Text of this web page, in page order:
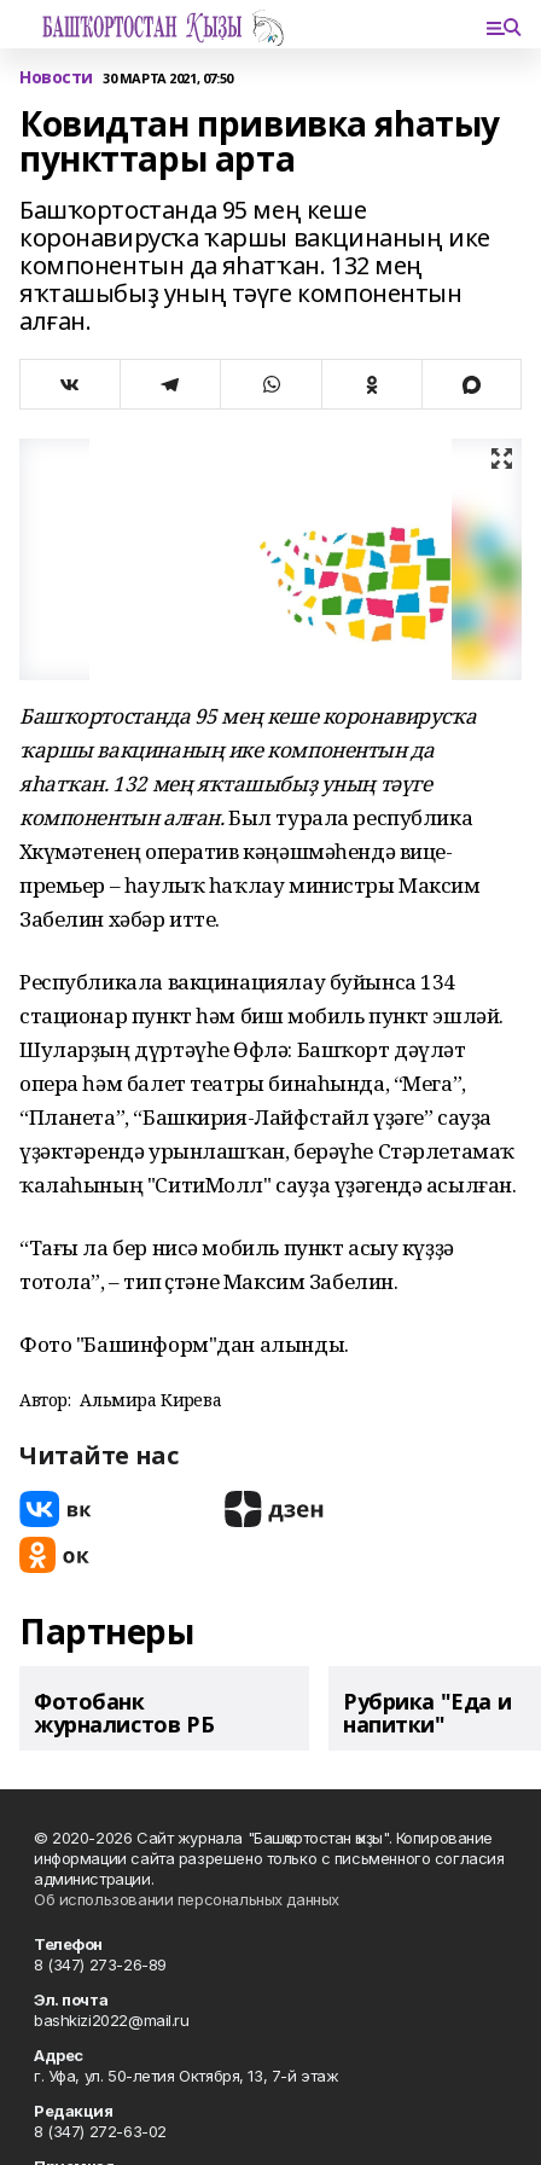
Новости 30 МАРТА 2021, 07:50
Ковидтан прививка яһатыу
пункттары арта
Башҡортостанда 95 мең кеше
коронавирусҡа ҡаршы вакцинаның ике
компонентын да яһатҡан. 132 мең
яҡташыбыҙ уның тәүге компонентын
алған.
Башҡортостанда 95 мең кеше коронавирусҡа
ҡаршы вакцинаның ике компонентын да
яһатҡан. 132 мең яҡташыбыҙ уның тәүге
компонентын алған.Был турала республика
Хөкүмәтенең оператив кәңәшмәһендә вице-
премьер – һаулыҡ һаҡлау министры Максим
Забелин хәбәр итте.
Республикала вакцинациялау буйынса 134
стационар пункт һәм биш мобиль пункт эшләй.
Шуларҙың дүртәүһе Өфөлә: Башҡорт дәүләт
опера һәм балет театры бинаһында, “Мега”,
“Планета”, “Башкирия-Лайфстайл үҙәге” сауҙа
үҙәктәрендә урынлашҡан, берәүһе Стәрлетамаҡ
ҡалаһының "СитиМолл" сауҙа үҙәгендә асылған.
“Тағы ла бер нисә мобиль пункт асыу күҙҙә
тотола”, – тип өҫтәне Максим Забелин.
Фото "Башинформ"дан алынды.
Автор: Альмира Кирәева
Читайте нас
Партнеры
Фотобанк
журналистов РБ
Рубрика "Еда и
напитки"
© 2020-2026 Сайт журнала "Башҡортостан ҡыҙы". Копирование
информации сайта разрешено только с письменного согласия
администрации.
Об использовании персональных данных
Телефон
8 (347) 273-26-89
Эл. почта
bashkizi2022@mail.ru
Адрес
г. Уфа, ул. 50-летия Октября, 13, 7-й этаж
Редакция
8 (347) 272-63-02